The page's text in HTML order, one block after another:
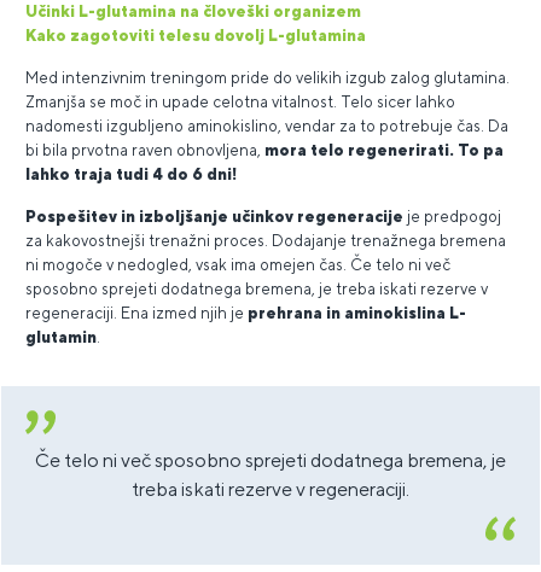
Učinki L-glutamina na človeški organizem
Kako zagotoviti telesu dovolj L-glutamina
Med intenzivnim treningom pride do velikih izgub zalog glutamina.
Zmanjša se moč in upade celotna vitalnost. Telo sicer lahko
nadomesti izgubljeno aminokislino, vendar za to potrebuje čas. Da
bi bila prvotna raven obnovljena, mora telo regenerirati. To pa
lahko traja tudi 4 do 6 dni!
Pospešitev in izboljšanje učinkov regeneracije je predpogoj
za kakovostnejši trenažni proces. Dodajanje trenažnega bremena
ni mogoče v nedogled, vsak ima omejen čas. Če telo ni več
sposobno sprejeti dodatnega bremena, je treba iskati rezerve v
regeneraciji. Ena izmed njih je prehrana in aminokislina L-
glutamin
Če telo ni več sposobno sprejeti dodatnega bremena, je
treba iskati rezerve v regeneraciji.